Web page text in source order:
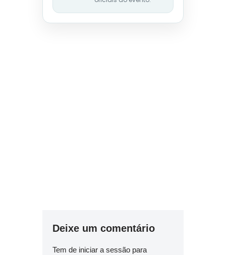
Deixe um comentário
Tem de iniciar a sessão para